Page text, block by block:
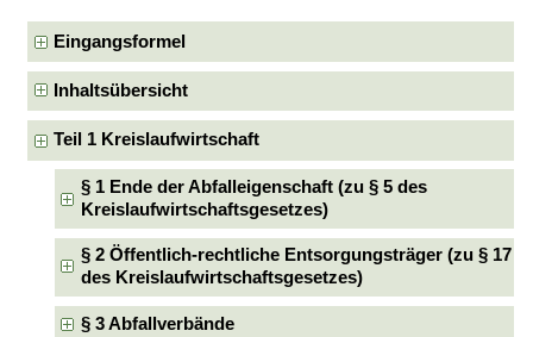
Eingangsformel
Inhaltsübersicht
Teil 1 Kreislaufwirtschaft
§ 1 Ende der Abfalleigenschaft (zu § 5 des
Kreislaufwirtschaftsgesetzes)
§ 2 Öffentlich-rechtliche Entsorgungsträger (zu § 17
des Kreislaufwirtschaftsgesetzes)
§ 3 Abfallverbände